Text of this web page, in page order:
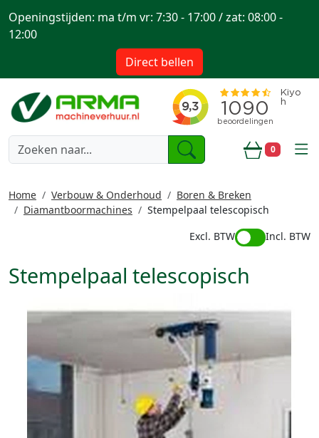
0
Openingstijden: ma t/m vr: 7:30 - 17:00 / zat: 08:00 -
12:00
Direct bellen
Home Verbouw & Onderhoud
Boren & Breken
Diamantboormachines
Stempelpaal telescopisch
Excl. BTW
Incl. BTW
Stempelpaal telescopisch